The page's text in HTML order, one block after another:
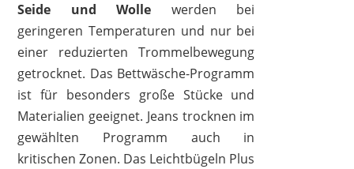
Seide und Wolle werden bei
geringeren Temperaturen und nur bei
einer reduzierten Trommelbewegung
getrocknet. Das Bettwäsche-Programm
ist für besonders große Stücke und
Materialien geeignet. Jeans trocknen im
gewählten Programm auch in
kritischen Zonen. Das Leichtbügeln Plus